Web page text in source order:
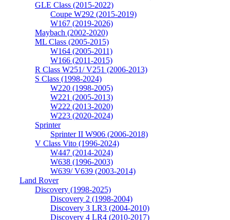
GLE Class (2015-2022)
Coupe W292 (2015-2019)
W167 (2019-2026)
Maybach (2002-2020)
ML Class (2005-2015)
W164 (2005-2011)
W166 (2011-2015)
R Class W251/ V251 (2006-2013)
S Class (1998-2024)
W220 (1998-2005)
W221 (2005-2013)
W222 (2013-2020)
W223 (2020-2024)
Sprinter
Sprinter II W906 (2006-2018)
V Class Vito (1996-2024)
W447 (2014-2024)
W638 (1996-2003)
W639/ V639 (2003-2014)
Land Rover
Discovery (1998-2025)
Discovery 2 (1998-2004)
Discovery 3 LR3 (2004-2010)
Discovery 4 LR4 (2010-2017)